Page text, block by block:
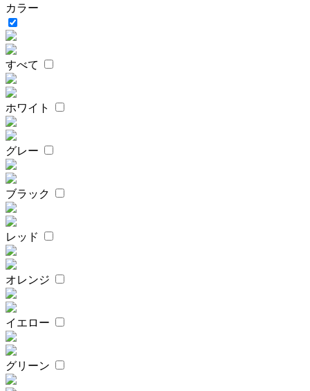
カラー
すべて
ホワイト
グレー
ブラック
レッド
オレンジ
イエロー
グリーン